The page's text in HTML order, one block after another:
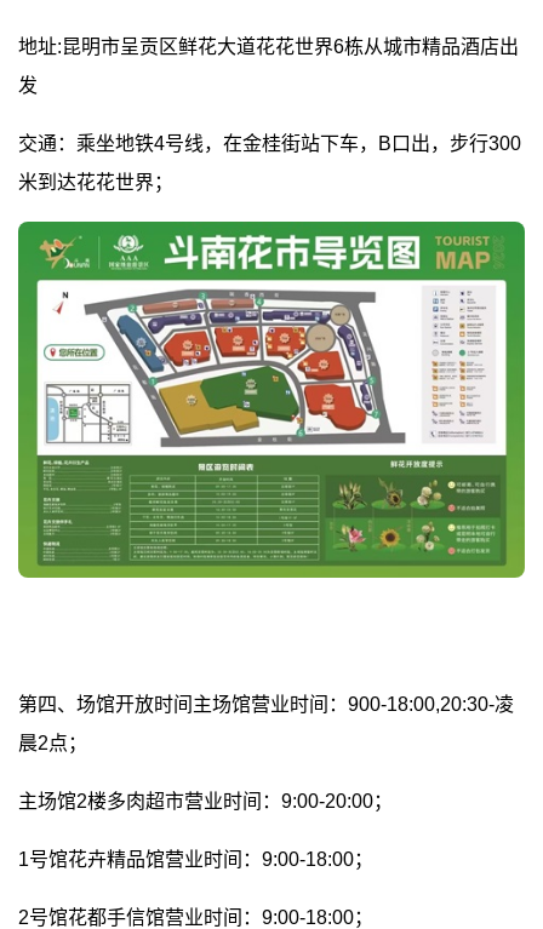
地址:昆明市呈贡区鲜花大道花花世界6栋从城市精品酒店出
发
交通：乘坐地铁4号线，在金桂街站下车，B口出，步行300
米到达花花世界；
第四、场馆开放时间主场馆营业时间：900-18:00,20:30-凌
晨2点；
主场馆2楼多肉超市营业时间：9:00-20:00；
1号馆花卉精品馆营业时间：9:00-18:00；
2号馆花都手信馆营业时间：9:00-18:00；